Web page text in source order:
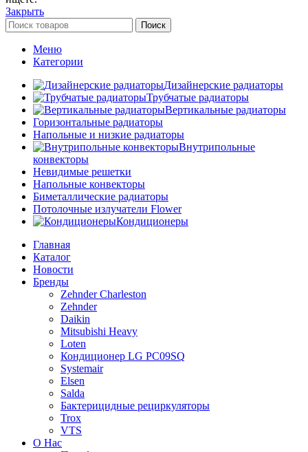
Закрыть
Поиск
Меню
Категории
Дизайнерские радиаторы
Трубчатые радиаторы
Вертикальные радиаторы
Горизонтальные радиаторы
Напольные и низкие радиаторы
Внутрипольные
конвекторы
Невидимые решетки
Напольные конвекторы
Биметаллические радиаторы
Потолочные излучатели Flower
Кондиционеры
Главная
Каталог
Новости
Бренды
Zehnder Charleston
Zehnder
Daikin
Mitsubishi Heavy
Loten
Кондиционер LG PC09SQ
Systemair
Elsen
Salda
Бактерицидные рециркуляторы
Trox
VTS
О Нас